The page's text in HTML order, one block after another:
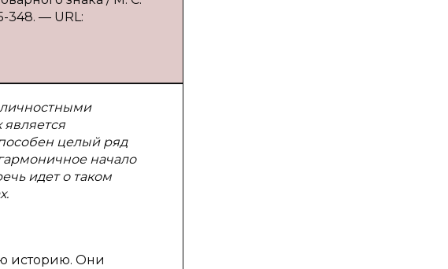
348. — URL:
личностными
целый ряд
начало
идет о таком
историю. Они